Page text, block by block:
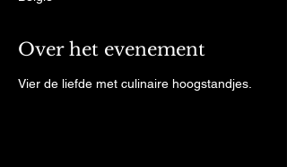
Over het evenement
Vier de liefde met culinaire hoogstandjes.